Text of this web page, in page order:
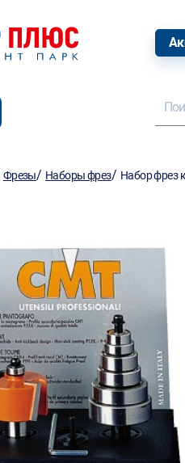
Фрезы/ Наборы фрез/ Набор фрез